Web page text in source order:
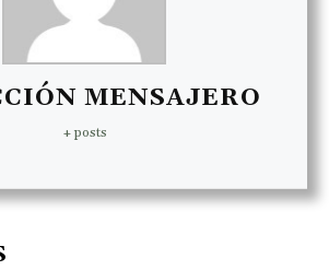
MENSAJERO
+ posts